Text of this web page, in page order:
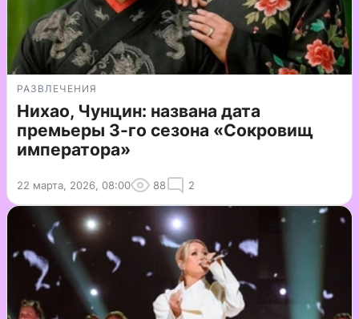
РАЗВЛЕЧЕНИЯ
Нихао, Чунцин: названа дата
премьеры 3-го сезона «Сокровищ
императора»
22 марта, 2026, 08:00 88 2